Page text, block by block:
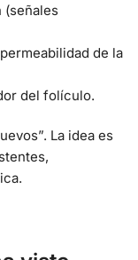
(señales
de la
del folículo.
La idea es